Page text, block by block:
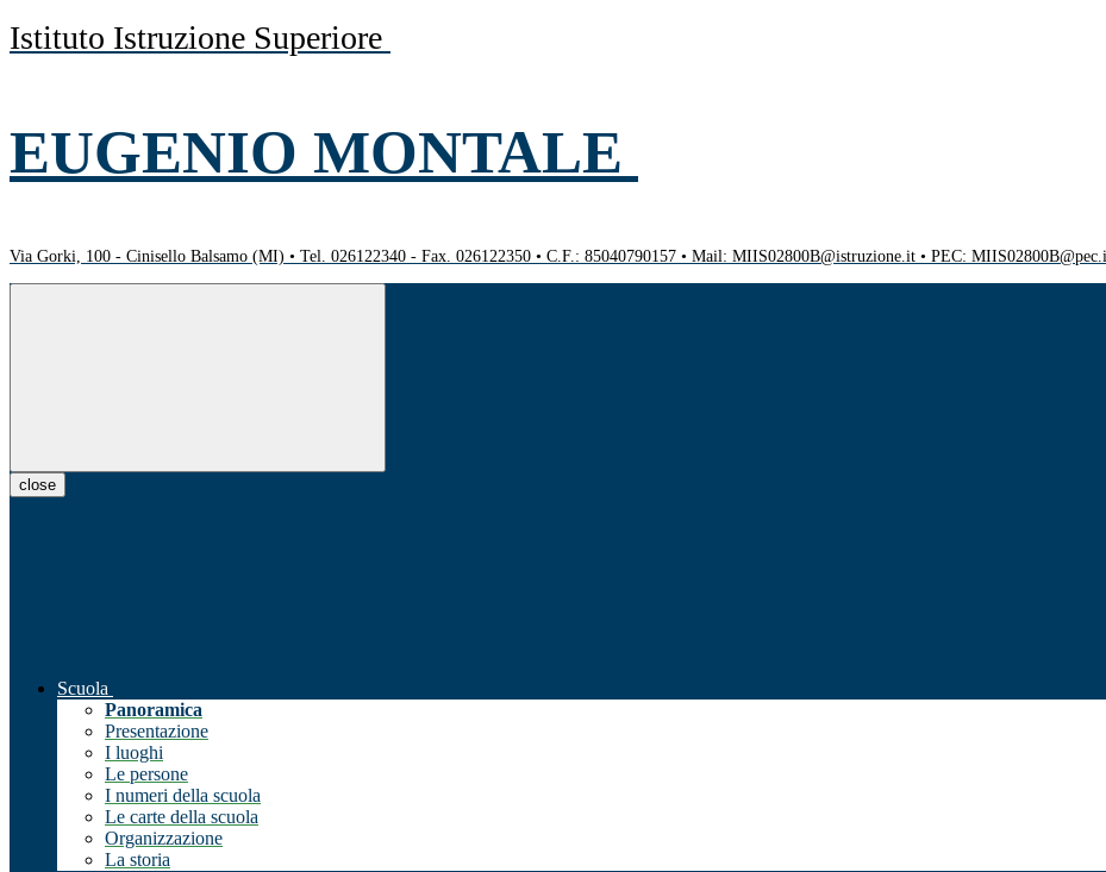
Istituto Istruzione Superiore
EUGENIO MONTALE
Via Gorki, 100 - Cinisello Balsamo (MI) • Tel. 026122340 - Fax. 026122350 • C.F.: 85040790157 • Mail: MIIS02800B@istruzione.it • PEC:
close
Scuola
Panoramica
Presentazione
I luoghi
Le persone
I numeri della scuola
Le carte della scuola
Organizzazione
La storia